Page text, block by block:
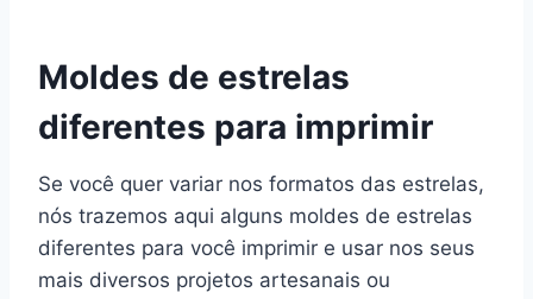
Moldes de estrelas
diferentes para imprimir
Se você quer variar nos formatos das estrelas,
nós trazemos aqui alguns moldes de estrelas
diferentes para você imprimir e usar nos seus
mais diversos projetos artesanais ou